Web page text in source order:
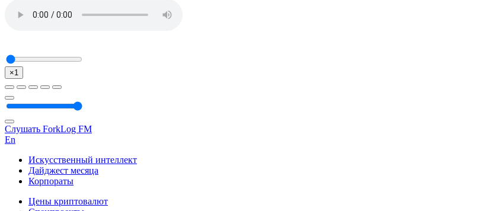
×1
Слушать ForkLog FM
En
Искусственный интеллект
Дайджест месяца
Корпораты
Цены криптовалют